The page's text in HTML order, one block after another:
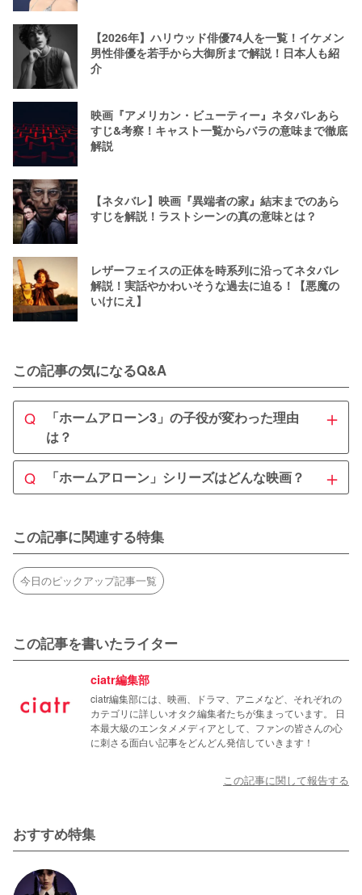
【2026年】ハリウッド俳優74人を一覧！イケメン
男性俳優を若手から大御所まで解説！日本人も紹
介
映画『アメリカン・ビューティー』ネタバレあら
すじ&考察！キャスト一覧からバラの意味まで徹底
解説
【ネタバレ】映画『異端者の家』結末までのあら
すじを解説！ラストシーンの真の意味とは？
レザーフェイスの正体を時系列に沿ってネタバレ
解説！実話やかわいそうな過去に迫る！【悪魔の
いけにえ】
この記事の気になるQ&A
Q
「ホームアローン3」の子役が変わった理由
は？
＋
A
『ホーム・アローン3』(1998年)で子役が変わったのはま
年齢ギャップを解消するため主役を交代したと言われてい
ます。
またマコーレー・カルキンは当時両親の離婚やギャラに関
Q 「ホームアローン」シリーズはどんな映画？ ＋
記録したコメディ映画です。
家に置き去りにされた少年と強盗に入った男たちのドタバ
タ劇を描いた1作目に続き、1作目の主人公ケビンがニュー
て泥棒の撃退劇を描いた3、あまり知られていませんが4・
5はテレビ版として制作されています。
この記事に関連する特集
今日のピックアップ記事一覧
この記事を書いたライター
ciatr編集部
ciatr編集部には、映画、ドラマ、アニメなど、それぞれの
カテゴリに詳しいオタク編集者たちが集まっています。 日
本最大級のエンタメメディアとして、ファンの皆さんの心
に刺さる面白い記事をどんどん発信していきます！
この記事に関して報告する
おすすめ特集